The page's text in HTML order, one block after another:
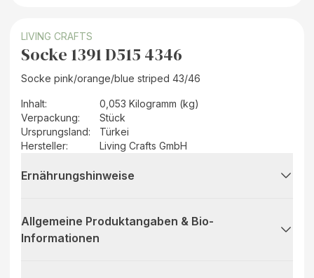
LIVING CRAFTS
Socke 1391 D515 4346
Socke pink/orange/blue striped 43/46
Inhalt:
0,053 Kilogramm (kg)
Verpackung:
Stück
Ursprungsland:
Türkei
Hersteller: Living Crafts GmbH
Ernährungshinweise
Allgemeine Produktangaben & Bio-
Informationen